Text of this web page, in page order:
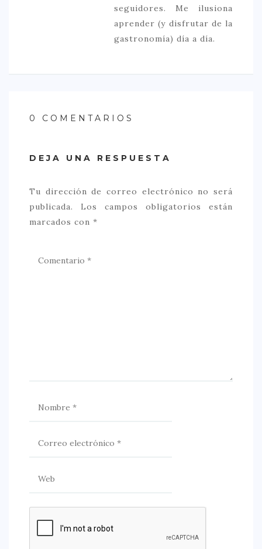
seguidores. Me ilusiona
aprender (y disfrutar de la
gastronomía) día a día.
0 COMENTARIOS
DEJA UNA RESPUESTA
Tu dirección de correo electrónico no será
publicada.
Los campos obligatorios están
marcados con *